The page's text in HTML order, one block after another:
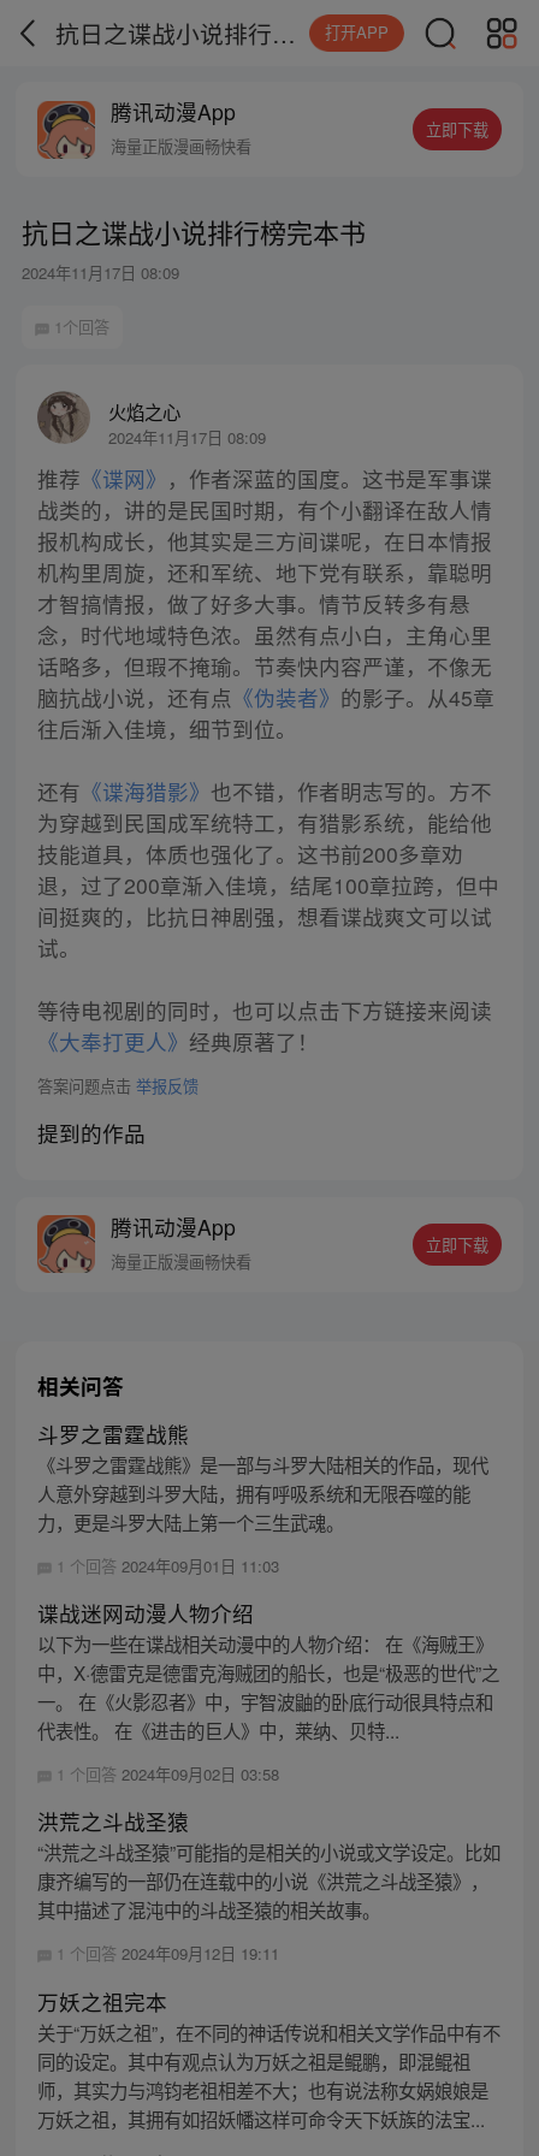
抗日之谍战小说排行榜完本书 打开APP
腾讯动漫App
海量正版漫画畅快看
立即下载
抗日之谍战小说排行榜完本书
2024年11月17日 08:09
1个回答
火焰之心
2024年11月17日 08:09
推荐 《谍网》 ，作者深蓝的国度。这书是军事谍
战类的，讲的是民国时期，有个小翻译在敌人情
报机构成长，他其实是三方间谍呢，在日本情报
机构里周旋，还和军统、地下党有联系，靠聪明
才智搞情报，做了好多大事。情节反转多有悬
念，时代地域特色浓。虽然有点小白，主角心里
话略多，但瑕不掩瑜。节奏快内容严谨，不像无
脑抗战小说，还有点 《伪装者》 的影子。从45章
往后渐入佳境，细节到位。
还有 《谍海猎影》 也不错，作者眀志写的。方不
为穿越到民国成军统特工，有猎影系统，能给他
技能道具，体质也强化了。这书前200多章劝
退，过了200章渐入佳境，结尾100章拉跨，但中
间挺爽的，比抗日神剧强，想看谍战爽文可以试
试。
等待电视剧的同时，也可以点击下方链接来阅读
《大奉打更人》 经典原著了！
答案问题点击 举报反馈
提到的作品
腾讯动漫App
海量正版漫画畅快看
立即下载
相关问答
斗罗之雷霆战熊
《斗罗之雷霆战熊》是一部与斗罗大陆相关的作品，现代
人意外穿越到斗罗大陆，拥有呼吸系统和无限吞噬的能
力，更是斗罗大陆上第一个三生武魂。
1 个回答 2024年09月01日 11:03
谍战迷网动漫人物介绍
以下为一些在谍战相关动漫中的人物介绍： 在《海贼王》
中，X·德雷克是德雷克海贼团的船长，也是“极恶的世代”之
一。 在《火影忍者》中，宇智波鼬的卧底行动很具特点和
代表性。 在《进击的巨人》中，莱纳、贝特...
1 个回答 2024年09月02日 03:58
洪荒之斗战圣猿
“洪荒之斗战圣猿”可能指的是相关的小说或文学设定。比如
康齐编写的一部仍在连载中的小说《洪荒之斗战圣猿》，
其中描述了混沌中的斗战圣猿的相关故事。
1 个回答 2024年09月12日 19:11
万妖之祖完本
关于“万妖之祖”，在不同的神话传说和相关文学作品中有不
同的设定。其中有观点认为万妖之祖是鲲鹏，即混鲲祖
师，其实力与鸿钧老祖相差不大；也有说法称女娲娘娘是
万妖之祖，其拥有如招妖幡这样可命令天下妖族的法宝...